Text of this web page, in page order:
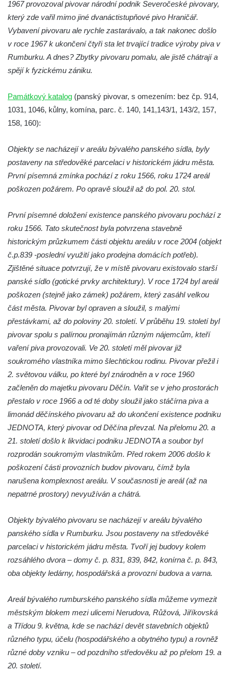
1967 provozoval pivovar národní podnik Severočeské pivovary,
který zde vařil mimo jiné dvanáctistupňové pivo Hraničář.
Vybavení pivovaru ale rychle zastarávalo, a tak nakonec došlo
v roce 1967 k ukončení čtyři sta let trvající tradice výroby piva v
Rumburku. A dnes? Zbytky pivovaru pomalu, ale jistě chátrají a
spějí k fyzickému zániku.
Památkový katalog (panský pivovar, s omezením: bez čp. 914,
1031, 1046, kůlny, komína, parc. č. 140, 141,143/1, 143/2, 157,
158, 160):
Objekty se nacházejí v areálu bývalého panského sídla, byly
postaveny na středověké parcelaci v historickém jádru města.
První písemná zmínka pochází z roku 1566, roku 1724 areál
poškozen požárem. Po opravě sloužil až do pol. 20. stol.
První písemné doložení existence panského pivovaru pochází z
roku 1566. Tato skutečnost byla potvrzena stavebně
historickým průzkumem části objektu areálu v roce 2004 (objekt
č.p.839 -poslední využití jako prodejna domácích potřeb).
Zjištěné situace potvrzují, že v místě pivovaru existovalo starší
panské sídlo (gotické prvky architektury). V roce 1724 byl areál
poškozen (stejně jako zámek) požárem, který zasáhl velkou
část města. Pivovar byl opraven a sloužil, s malými
přestávkami, až do poloviny 20. století. V průběhu 19. století byl
pivovar spolu s palírnou pronajímán různým nájemcům, kteří
vaření piva provozovali. Ve 20. století měl pivovar již
soukromého vlastníka mimo šlechtickou rodinu. Pivovar přežil i
2. světovou válku, po které byl znárodněn a v roce 1960
začleněn do majetku pivovaru Děčín. Vařit se v jeho prostorách
přestalo v roce 1966 a od té doby sloužil jako stáčírna piva a
limonád děčínského pivovaru až do ukončení existence podniku
JEDNOTA, který pivovar od Děčína převzal. Na přelomu 20. a
21. století došlo k likvidaci podniku JEDNOTA a soubor byl
rozprodán soukromým vlastníkům. Před rokem 2006 došlo k
poškození části provozních budov pivovaru, čímž byla
narušena komplexnost areálu. V současnosti je areál (až na
nepatrné prostory) nevyužíván a chátrá.
Objekty bývalého pivovaru se nacházejí v areálu bývalého
panského sídla v Rumburku. Jsou postaveny na středověké
parcelaci v historickém jádru města. Tvoří jej budovy kolem
rozsáhlého dvora – domy č. p. 831, 839, 842, konírna č. p. 843,
oba objekty ledárny, hospodářská a provozní budova a varna.
Areál bývalého rumburského panského sídla můžeme vymezit
městským blokem mezi ulicemi Nerudova, Růžová, Jiříkovská
a Třídou 9. května, kde se nachází devět stavebních objektů
různého typu, účelu (hospodářského a obytného typu) a rovněž
různé doby vzniku – od pozdního středověku až po přelom 19. a
20. století.